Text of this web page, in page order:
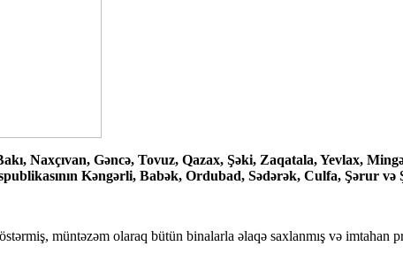
Naxçıvan, Gəncə, Tovuz, Qazax, Şəki, Zaqatala, Yevlax,
Kəngərli, Babək, Ordubad, Sədərək, Culfa, Şərur və
müntəzəm olaraq bütün binalarla əlaqə saxlanmış və imtahan